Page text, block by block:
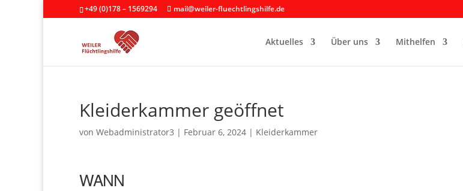
+49 (0)178 – 1569294 mail@weiler-fluechtlingshilfe.de
Aktuelles Über uns Mithelfen
Kleiderkammer geöffnet
von Webadministrator3 | Februar 6, 2024 | Kleiderkammer
WANN